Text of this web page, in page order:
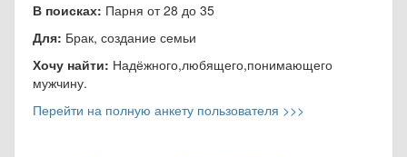
В поисках: Парня от 28 до 35
Для: Брак, создание семьи
Хочу найти: Надёжного,любящего,понимающего
мужчину.
Перейти на полную анкету пользователя >>>